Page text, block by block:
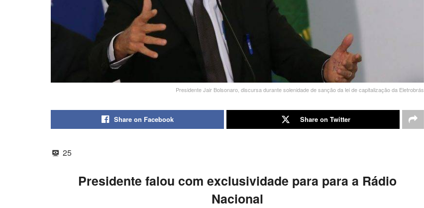
Presidente Jair Bolsonaro, discursa durante solenidade de sanção da lei de capitalização da Eletrobrás
Share on Facebook Share on Twitter
25
Presidente falou com exclusividade para para a Rádio
Nacional